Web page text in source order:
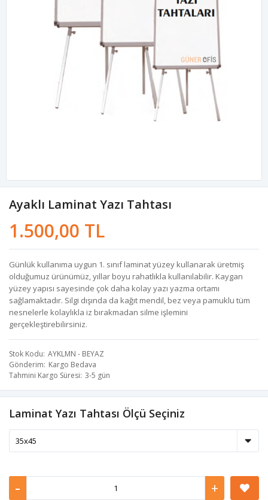
Ayaklı Laminat Yazı Tahtası
1.500,00 TL
Günlük kullanıma uygun 1. sınıf laminat yüzey kullanarak üretmiş
olduğumuz ürünümüz, yıllar boyu rahatlıkla kullanılabilir. Kaygan
yüzey yapısı sayesinde çok daha kolay yazı yazma ortamı
sağlamaktadır. Silgi dışında da kağıt mendil, bez veya pamuklu tüm
nesnelerle kolaylıkla iz bırakmadan silme işlemini
gerçekleştirebilirsiniz.
Stok Kodu AYKLMN - BEYAZ
Gönderim Kargo Bedava
Tahmini Kargo Süresi 3-5 gün
Laminat Yazı Tahtası Ölçü Seçiniz
- +